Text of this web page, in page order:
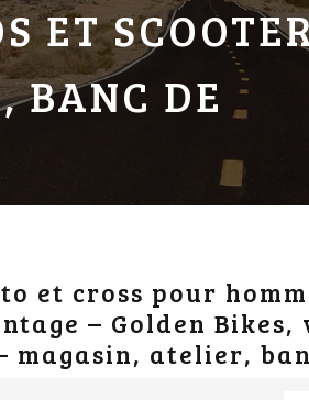
ET
BANC DE
et cross pour
– Golden Bikes,
magasin, atelier,